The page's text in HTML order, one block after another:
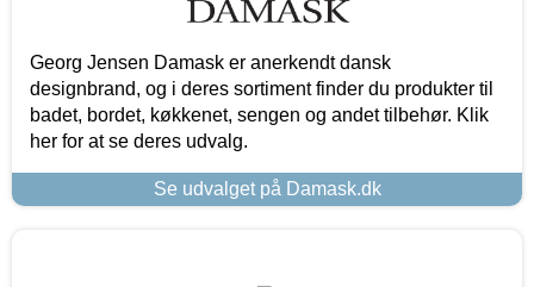
Georg Jensen Damask er anerkendt dansk
designbrand, og i deres sortiment finder du produkter til
badet, bordet, køkkenet, sengen og andet tilbehør. Klik
her for at se deres udvalg.
Se udvalget på Damask.dk